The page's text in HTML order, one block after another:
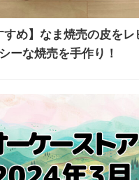
すめ】なま焼売の皮をレ
ーな焼売を手作り！